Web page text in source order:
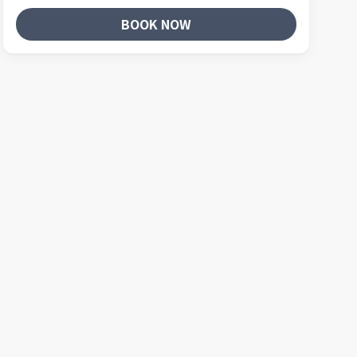
BOOK NOW